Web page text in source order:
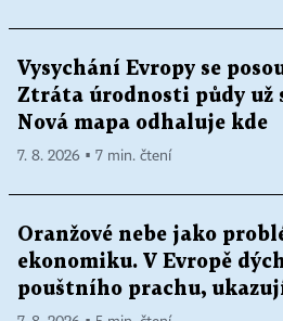
Vysychání Evropy se
Ztráta úrodnosti půdy už
Nová mapa odhaluje kde
7. 8. 2026 ▪ 7 min. čtení
Oranžové nebe jako
ekonomiku. V Evropě
pouštního prachu,